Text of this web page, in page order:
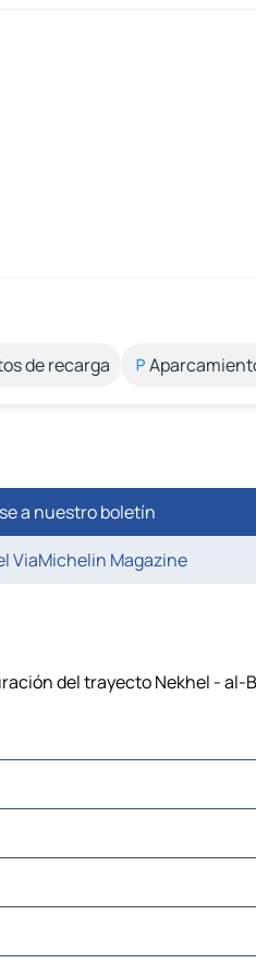
de recarga
a nuestro boletín
ViaMichelin Magazine
del trayecto Nekhel -